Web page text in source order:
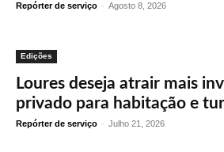
Repórter de serviço - Agosto 8, 2026
Edições
Loures deseja atrair mais
privado para habitação e
Repórter de serviço - Julho 21, 2026